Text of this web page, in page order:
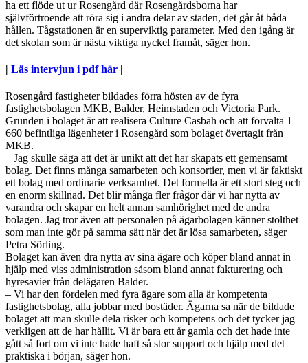
ha ett flöde ut ur Rosengård där Rosengårdsborna har
självförtroende att röra sig i andra delar av staden, det går åt båda
hållen. Tågstationen är en superviktig parameter. Med den igång är
det skolan som är nästa viktiga nyckel framåt, säger hon.
| Läs intervjun i pdf här |
Rosengård fastigheter bildades förra hösten av de fyra
fastighetsbolagen MKB, Balder, Heimstaden och Victoria Park.
Grunden i bolaget är att realisera Culture Casbah och att förvalta 1
660 befintliga lägenheter i Rosengård som bolaget övertagit från
MKB.
– Jag skulle säga att det är unikt att det har skapats ett gemensamt
bolag. Det finns många samarbeten och konsortier, men vi är faktiskt
ett bolag med ordinarie verksamhet. Det formella är ett stort steg och
en enorm skillnad. Det blir många fler frågor där vi har nytta av
varandra och skapar en helt annan samhörighet med de andra
bolagen. Jag tror även att personalen på ägarbolagen känner stolthet
som man inte gör på samma sätt när det är lösa samarbeten, säger
Petra Sörling.
Bolaget kan även dra nytta av sina ägare och köper bland annat in
hjälp med viss administration såsom bland annat fakturering och
hyresavier från delägaren Balder.
– Vi har den fördelen med fyra ägare som alla är kompetenta
fastighetsbolag, alla jobbar med bostäder. Ägarna sa när de bildade
bolaget att man skulle dela risker och kompetens och det tycker jag
verkligen att de har hållit. Vi är bara ett år gamla och det hade inte
gått så fort om vi inte hade haft så stor support och hjälp med det
praktiska i början, säger hon.